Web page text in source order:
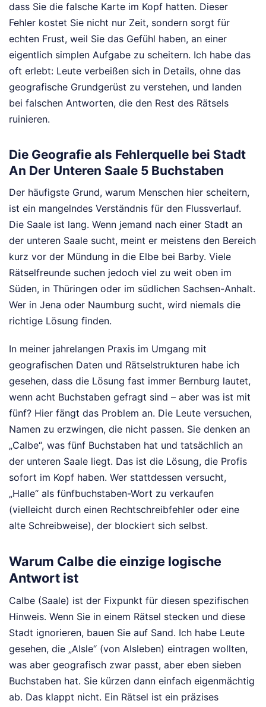
dass Sie die falsche Karte im Kopf hatten. Dieser
Fehler kostet Sie nicht nur Zeit, sondern sorgt für
echten Frust, weil Sie das Gefühl haben, an einer
eigentlich simplen Aufgabe zu scheitern. Ich habe das
oft erlebt: Leute verbeißen sich in Details, ohne das
geografische Grundgerüst zu verstehen, und landen
bei falschen Antworten, die den Rest des Rätsels
ruinieren.
Die Geografie als Fehlerquelle bei Stadt
An Der Unteren Saale 5 Buchstaben
Der häufigste Grund, warum Menschen hier scheitern,
ist ein mangelndes Verständnis für den Flussverlauf.
Die Saale ist lang. Wenn jemand nach einer Stadt an
der unteren Saale sucht, meint er meistens den Bereich
kurz vor der Mündung in die Elbe bei Barby. Viele
Rätselfreunde suchen jedoch viel zu weit oben im
Süden, in Thüringen oder im südlichen Sachsen-Anhalt.
Wer in Jena oder Naumburg sucht, wird niemals die
richtige Lösung finden.
In meiner jahrelangen Praxis im Umgang mit
geografischen Daten und Rätselstrukturen habe ich
gesehen, dass die Lösung fast immer Bernburg lautet,
wenn acht Buchstaben gefragt sind – aber was ist mit
fünf? Hier fängt das Problem an. Die Leute versuchen,
Namen zu erzwingen, die nicht passen. Sie denken an
„Calbe“, was fünf Buchstaben hat und tatsächlich an
der unteren Saale liegt. Das ist die Lösung, die Profis
sofort im Kopf haben. Wer stattdessen versucht,
„Halle“ als fünfbuchstaben-Wort zu verkaufen
(vielleicht durch einen Rechtschreibfehler oder eine
alte Schreibweise), der blockiert sich selbst.
Warum Calbe die einzige logische
Antwort ist
Calbe (Saale) ist der Fixpunkt für diesen spezifischen
Hinweis. Wenn Sie in einem Rätsel stecken und diese
Stadt ignorieren, bauen Sie auf Sand. Ich habe Leute
gesehen, die „Alsle“ (von Alsleben) eintragen wollten,
was aber geografisch zwar passt, aber eben sieben
Buchstaben hat. Sie kürzen dann einfach eigenmächtig
ab. Das klappt nicht. Ein Rätsel ist ein präzises